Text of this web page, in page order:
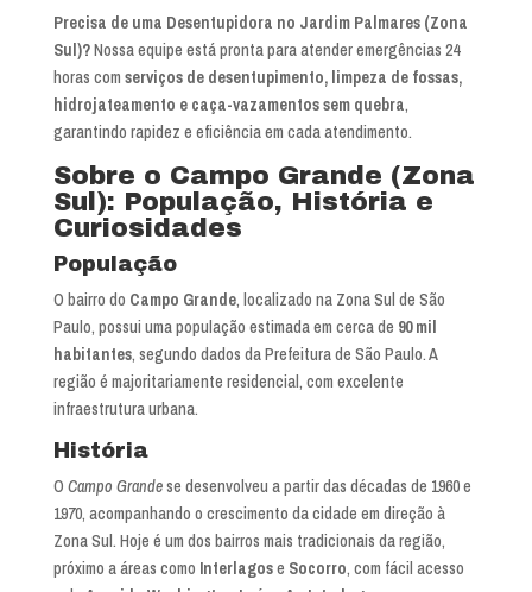
Precisa de uma Desentupidora no Jardim Palmares (Zona
Sul)?Nossa equipe está pronta para atender emergências 24
horas com serviços de desentupimento, limpeza de fossas,
hidrojateamento e caça-vazamentos sem quebra,
garantindo rapidez e eficiência em cada atendimento.
Sobre o Campo Grande (Zona
Sul): População, História e
Curiosidades
População
O bairro do Campo Grande, localizado na Zona Sul de São
Paulo, possui uma população estimada em cerca de 90 mil
habitantes, segundo dados da Prefeitura de São Paulo. A
região é majoritariamente residencial, com excelente
infraestrutura urbana.
História
O Campo Grandese desenvolveu a partir das décadas de 1960 e
1970, acompanhando o crescimento da cidade em direção à
Zona Sul. Hoje é um dos bairros mais tradicionais da região,
próximo a áreas como Interlagose Socorro, com fácil acesso